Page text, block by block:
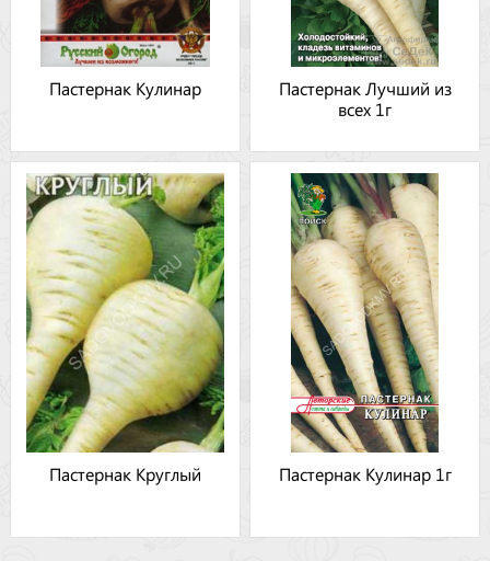
Пастернак Кулинар
Пастернак Лучший из
всех 1г
Пастернак Круглый Пастернак Кулинар 1г